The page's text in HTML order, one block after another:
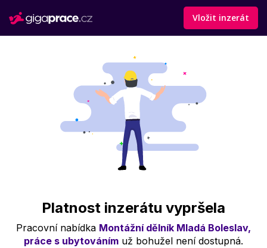
Vložit inzerát
Platnost inzerátu vypršela
Pracovní nabídka Montážní dělník Mladá Boleslav,
práce s ubytováním už bohužel není dostupná.